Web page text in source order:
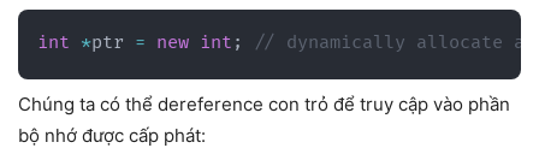
int *ptr = new int ; // dynamically allocate
Chúng ta có thể dereference con trỏ để truy cập vào phần
bộ nhớ được cấp phát: